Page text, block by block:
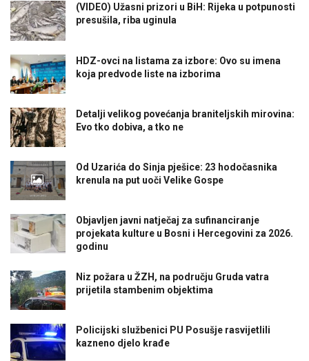
(VIDEO) Užasni prizori u BiH: Rijeka u potpunosti
presušila, riba uginula
HDZ-ovci na listama za izbore: Ovo su imena
koja predvode liste na izborima
Detalji velikog povećanja braniteljskih mirovina:
Evo tko dobiva, a tko ne
Od Uzarića do Sinja pješice: 23 hodočasnika
krenula na put uoči Velike Gospe
Objavljen javni natječaj za sufinanciranje
projekata kulture u Bosni i Hercegovini za 2026.
godinu
Niz požara u ŽZH, na području Gruda vatra
prijetila stambenim objektima
Policijski službenici PU Posušje rasvijetlili
kazneno djelo krađe